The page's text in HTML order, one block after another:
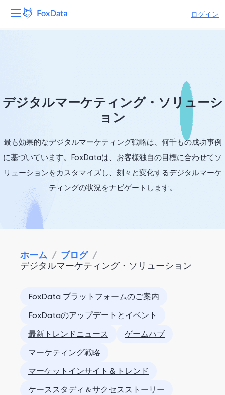
ログイン
価格
会社
デジタルマーケティング・ソリューシ
ョン
最も効果的なデジタルマーケティング戦略は、何千もの成功事例
に基づいています。FoxDataは、お客様独自の目標に合わせてソ
リューションをカスタマイズし、刻々と変化するデジタルマーケ
ティングの状況をナビゲートします。
ホーム / ブログ /
デジタルマーケティング・ソリューション
FoxData プラットフォームのご案内
FoxDataのアップデートとイベント
最新トレンドニュース
ゲームハブ
マーケティング戦略
マーケットインサイト＆トレンド
ケーススタディ＆サクセスストーリー